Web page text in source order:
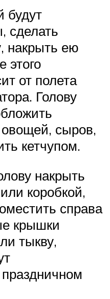
будут
сделать
накрыть ею
этого
от полета
Голову
овощей, сыров,
кетчупом.
накрыть
коробкой,
справа
крышки
тыкву,